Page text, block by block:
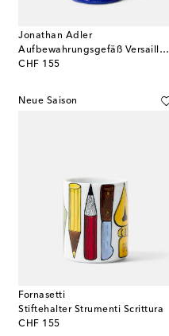
Jonathan Adler
Aufbewahrungsgefäß Versailles aus Porzellan
CHF 155
original price
Neue Saison
Fornasetti
Stiftehalter Strumenti Scrittura
CHF 155
original price